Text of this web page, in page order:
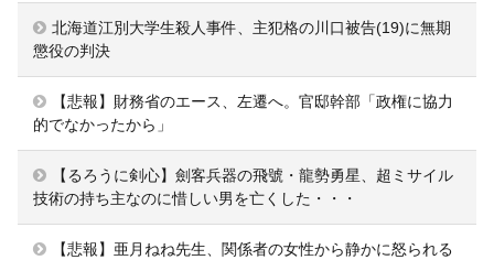
北海道江別大学生殺人事件、主犯格の川口被告(19)に無期
懲役の判決
【悲報】財務省のエース、左遷へ。官邸幹部「政権に協力
的でなかったから」
【るろうに剣心】劍客兵器の飛號・龍勢勇星、超ミサイル
技術の持ち主なのに惜しい男を亡くした・・・
【悲報】亜月ねね先生、関係者の女性から静かに怒られる